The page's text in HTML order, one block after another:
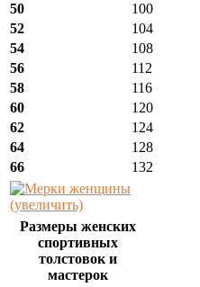
50
100
52
104
54
108
56
112
58
116
60
120
62
124
64
128
66
132
(увеличить)
Размеры женских
спортивных
толстовок и
мастерок